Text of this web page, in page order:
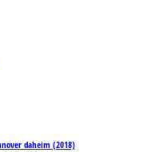
daheim (2018)